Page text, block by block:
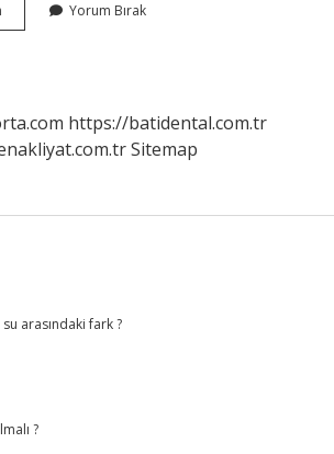
Birimi
Yorum Bırak
https://batidental.com.tr
Sitemap
arasındaki fark ?
?